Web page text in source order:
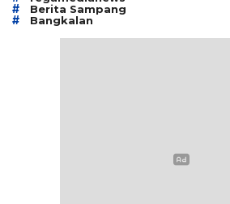
# Berita Sampang
# Bangkalan